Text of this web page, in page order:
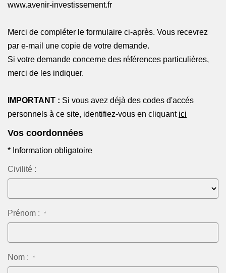
NOTRE AGENCE
Notre magazine
Nos partenaires
CONTACT
www.avenir-investissement.fr
Merci de compléter le formulaire ci-après. Vous recevrez par
e-mail une copie de votre demande.
Si votre demande concerne des références particulières,
merci de les indiquer.
IMPORTANT : Si vous avez déjà des codes d'accés
personnels à ce site, identifiez-vous en cliquantici
Vos coordonnées
* Information obligatoire
Civilité :
Prénom :
Nom : *